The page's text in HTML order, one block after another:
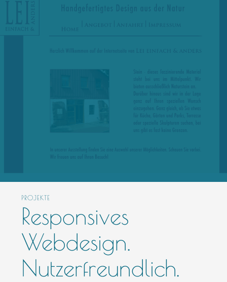
PROJEKTE
Responsives
Webdesign.
Nutzerfreundlich.